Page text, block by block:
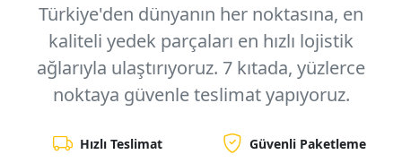
Türkiye'den dünyanın her noktasına, en
kaliteli yedek parçaları en hızlı lojistik
ağlarıyla ulaştırıyoruz. 7 kıtada, yüzlerce
noktaya güvenle teslimat yapıyoruz.
Hızlı Teslimat Güvenli Paketleme